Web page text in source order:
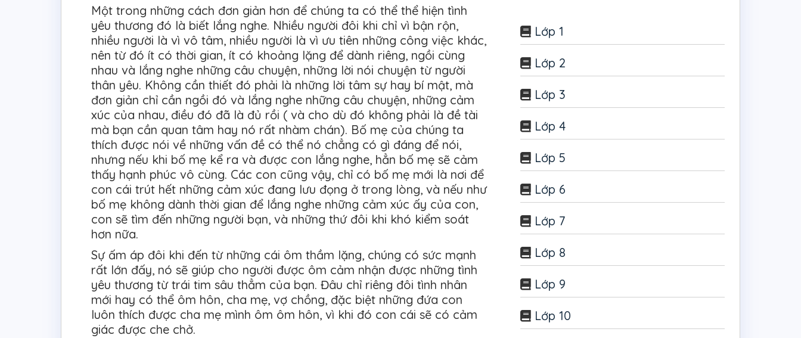
Một trong những cách đơn giản hơn để chúng ta có thể thể hiện tình
yêu thương đó là biết lắng nghe. Nhiều người đôi khi chỉ vì bận rộn,
nhiều người là vì vô tâm, nhiều người là vì ưu tiên những công việc khác,
nên từ đó ít có thời gian, ít có khoảng lặng để dành riêng, ngồi cùng
nhau và lắng nghe những câu chuyện, những lời nói chuyện từ người
thân yêu. Không cần thiết đó phải là những lời tâm sự hay bí mật, mà
đơn giản chỉ cần ngồi đó và lắng nghe những câu chuyện, những cảm
xúc của nhau, điều đó đã là đủ rồi ( và cho dù đó không phải là đề tài
mà bạn cần quan tâm hay nó rất nhàm chán). Bố mẹ của chúng ta
thích được nói về những vấn đề có thể nó chẳng có gì đáng để nói,
nhưng nếu khi bố mẹ kể ra và được con lắng nghe, hẳn bố mẹ sẽ cảm
thấy hạnh phúc vô cùng. Các con cũng vậy, chỉ có bố mẹ mới là nơi để
con cái trút hết những cảm xúc đang lưu đọng ở trong lòng, và nếu như
bố mẹ không dành thời gian để lắng nghe những cảm xúc ấy của con,
con sẽ tìm đến những người bạn, và những thứ đôi khi khó kiểm soát
hơn nữa.
Sự ấm áp đôi khi đến từ những cái ôm thầm lặng, chúng có sức mạnh
rất lớn đấy, nó sẽ giúp cho người được ôm cảm nhận được những tình
yêu thương từ trái tim sâu thẳm của bạn. Đâu chỉ riêng đôi tình nhân
mới hay có thể ôm hôn, cha mẹ, vợ chồng, đặc biệt những đứa con
luôn thích được cha mẹ mình ôm ôm hôn, vì khi đó con cái sẽ có cảm
giác được che chở.
Lớp 1
Lớp 2
Lớp 3
Lớp 4
Lớp 5
Lớp 6
Lớp 7
Lớp 8
Lớp 9
Lớp 10